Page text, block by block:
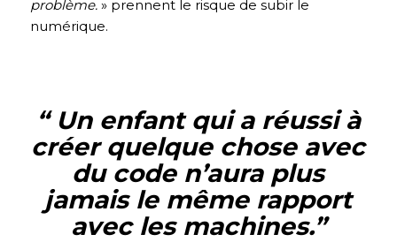
problème.» prennent le risque de subir le
numérique.
“ Un enfant qui a réussi à
créer quelque chose avec
du code n’aura plus
jamais le même rapport
avec les machines.”